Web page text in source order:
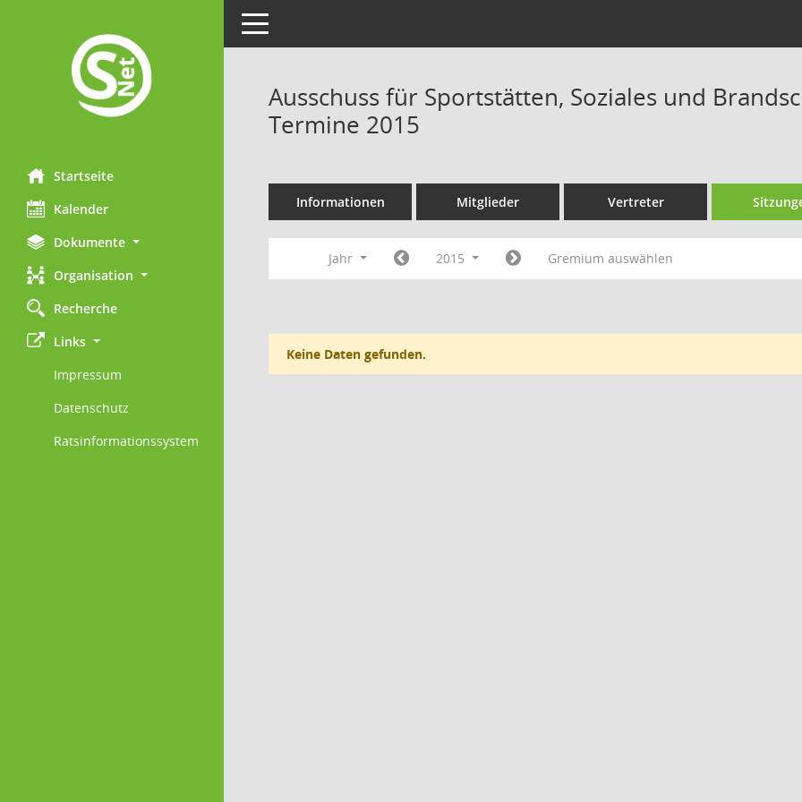
Startseite
Kalender
Dokumente
Organisation
Recherche
Links
Impressum
Datenschutz
Ratsinformationssystem
Toggle navigation
Ausschuss für Sportstätten, Soziales und
Termine 2015
Informationen Mitglieder Vertreter
Jahr 2015 Gremium auswählen
Keine Daten gefunden.